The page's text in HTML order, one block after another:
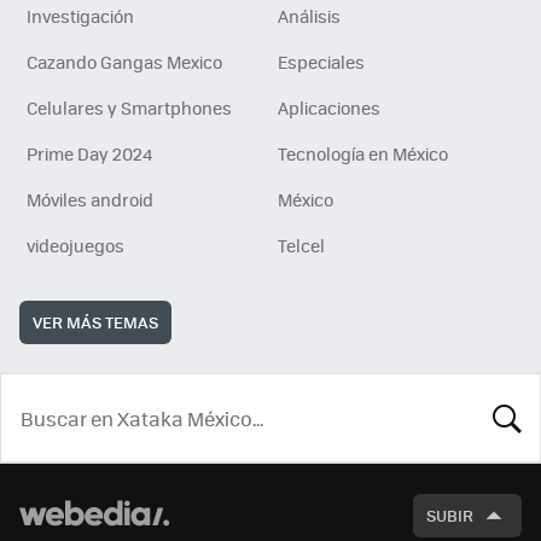
Investigación
Análisis
Cazando Gangas Mexico
Especiales
Celulares y Smartphones
Aplicaciones
Prime Day 2024
Tecnología en México
Móviles android
México
videojuegos
Telcel
VER MÁS TEMAS
SUBIR